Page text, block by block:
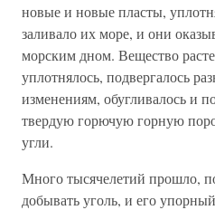
новые и новые пласты,
заливало их море, и они
морским дном. Вещество
уплотнялось, подвергалось
изменениям, обугливалось и
твердую горючую горную
угли.
Много тысячелетий прошло,
добывать уголь, и его